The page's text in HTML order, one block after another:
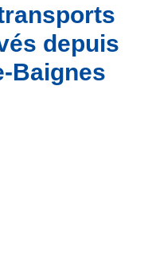
depuis
Baignes